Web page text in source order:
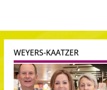
WEYERS-KAATZER